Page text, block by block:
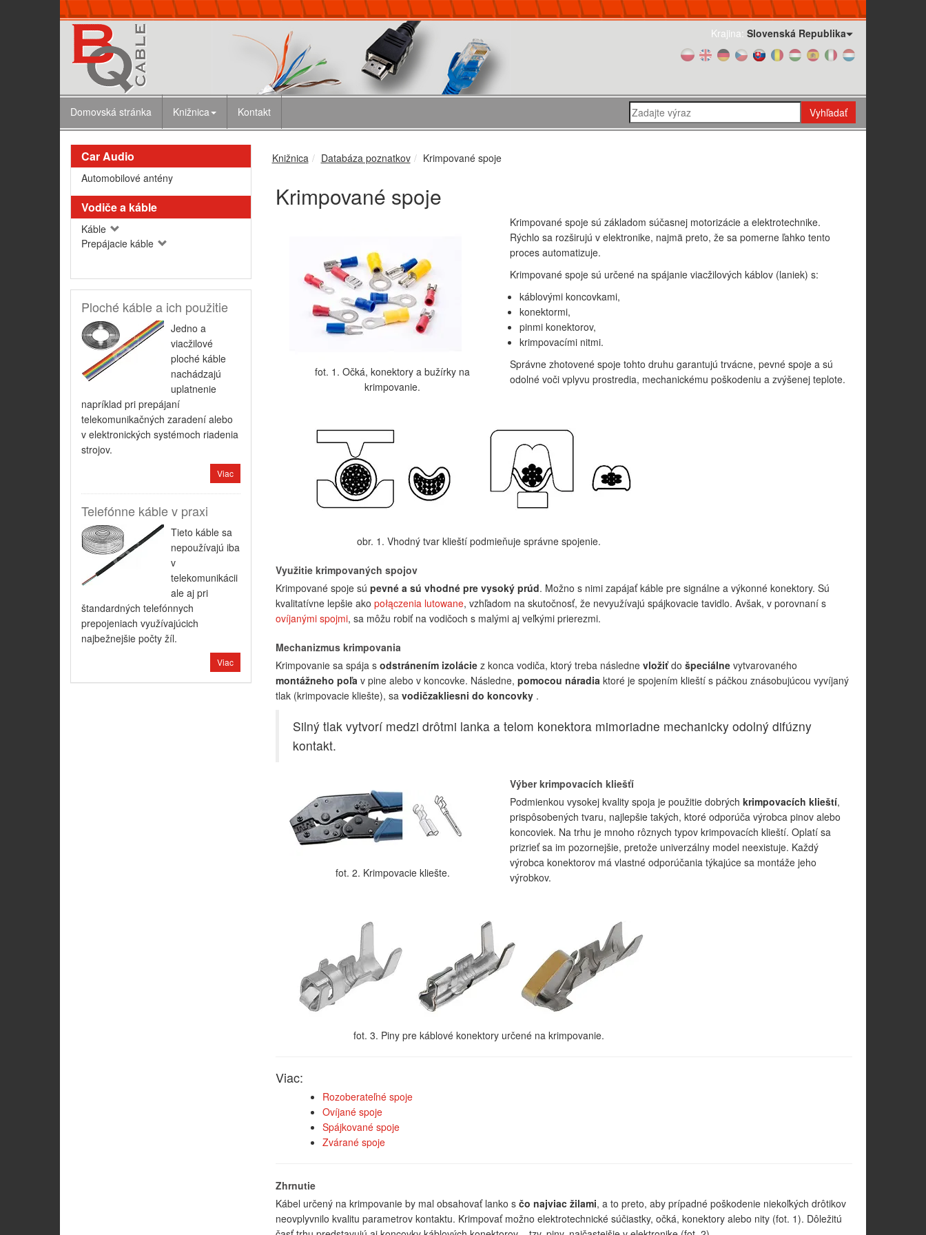
Krajina: Slovenská Republika
Domovská stránka Knižnica Kontakt Vyhľadať
Car Audio
Automobilové antény
Vodiče a káble
Káble
Prepájacie káble
Ploché káble a ich použitie
Jedno a
viacžilové
ploché káble
nachádzajú
uplatnenie
napríklad pri prepájaní
telekomunikačných zaradení alebo
v elektronických systémoch riadenia
strojov.
Viac
Telefónne káble v praxi
Tieto káble sa
nepoužívajú iba
v
telekomunikácii
ale aj pri
štandardných telefónnych
prepojeniach využívajúcich
najbežnejšie počty žíl.
Viac
Knižnica Databáza poznatkov Krimpované spoje
Krimpované spoje
fot. 1. Očká, konektory a bužírky na
krimpovanie.
Krimpované spoje sú základom súčasnej motorizácie a elektrotechnike.
Rýchlo sa rozširujú v elektronike, najmä preto, že sa pomerne ľahko tento
proces automatizuje.
Krimpované spoje sú určené na spájanie viacžilových káblov (laniek) s:
káblovými koncovkami,
konektormi,
pinmi konektorov,
krimpovacími nitmi.
Správne zhotovené spoje tohto druhu garantujú trvácne, pevné spoje a sú
odolné voči vplyvu prostredia, mechanickému poškodeniu a zvýšenej teplote.
obr. 1. Vhodný tvar klieští podmieňuje správne spojenie.
Využitie krimpovaných spojov
Krimpované spoje sú pevné a sú vhodné pre vysoký prúd. Možno s nimi zapájať káble pre signálne a výkonné konektory. Sú
kvalitatívne lepšie ako połączenia lutowane, vzhľadom na skutočnosť, že nevyužívajú spájkovacie tavidlo. Avšak, v porovnaní s
ovíjanými spojmi, sa môžu robiť na vodičoch s malými aj veľkými prierezmi.
Mechanizmus krimpovania
Krimpovanie sa spája s odstránením izoláciez konca vodiča, ktorý treba následne vložiťdo špeciálnevytvarovaného
montážneho poľav pine alebo v koncovke. Následne, pomocou náradiaktoré je spojením klieští s páčkou znásobujúcou vyvíjaný
tlak (krimpovacie kliešte), sa vodičzakliesni do koncovky .
Silný tlak vytvorí medzi drôtmi lanka a telom konektora mimoriadne mechanicky odolný difúzny
kontakt.
fot. 2. Krimpovacie kliešte.
Výber krimpovacích kliešťí
Podmienkou vysokej kvality spoja je použitie dobrých krimpovacích klieští,
prispôsobených tvaru, najlepšie takých, ktoré odporúča výrobca pinov alebo
koncoviek. Na trhu je mnoho rôznych typov krimpovacích klieští. Oplatí sa
prizrieť sa im pozornejšie, pretože univerzálny model neexistuje. Každý
výrobca konektorov má vlastné odporúčania týkajúce sa montáže jeho
výrobkov.
fot. 3. Piny pre káblové konektory určené na krimpovanie.
Viac:
Rozoberateľné spoje
Ovíjané spoje
Spájkované spoje
Zvárané spoje
Zhrnutie
Kábel určený na krimpovanie by mal obsahovať lanko s čo najviac žilami, a to preto, aby prípadné poškodenie niekoľkých drôtikov
neovplyvnilo kvalitu parametrov kontaktu. Krimpovať možno elektrotechnické súčiastky, očká, konektory alebo nity (fot. 1). Dôležitú